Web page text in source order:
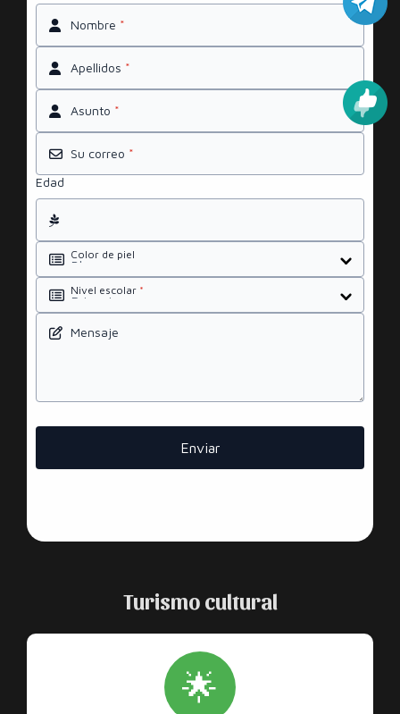
Nombre *
Apellidos *
Asunto *
Su correo *
Edad
Color de piel
Nivel escolar *
Mensaje
Enviar
Turismo cultural
🌟